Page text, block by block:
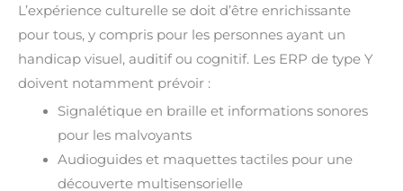
L’expérience culturelle se doit d’être enrichissante
pour tous, y compris pour les personnes ayant un
handicap visuel, auditif ou cognitif. Les ERP de type Y
doivent notamment prévoir :
Signalétique en braille et informations sonores
pour les malvoyants
Audioguides et maquettes tactiles pour une
découverte multisensorielle